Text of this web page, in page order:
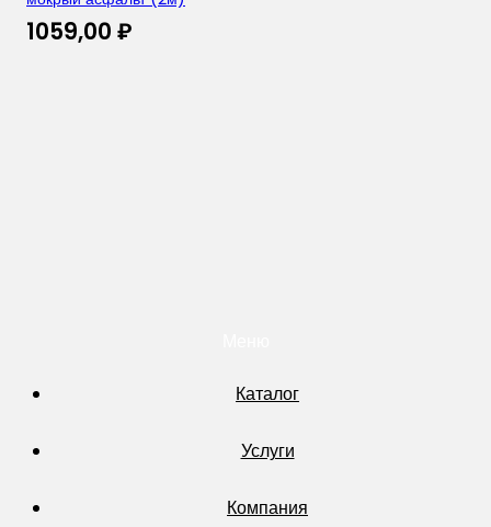
1059,00 ₽
Каталог
Услуги
Компания